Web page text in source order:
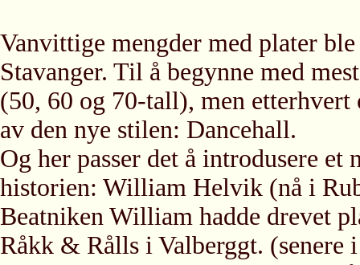
Vanvittige mengder med plater
Stavanger. Til å begynne med
(50, 60 og 70-tall), men etterhvert
av den nye stilen: Dancehall.
Og her passer det å introdusere et
historien: William Helvik (nå i
Beatniken William hadde drevet
Råkk & Rålls i Valberggt. (senere